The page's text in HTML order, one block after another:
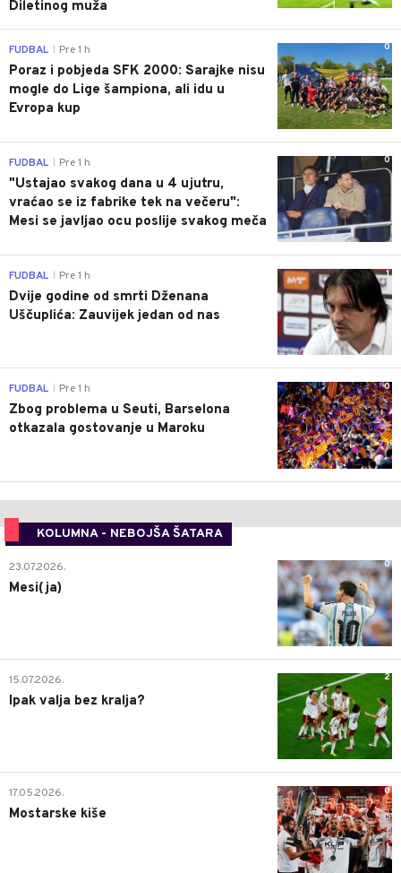
Diletinog muža
0
FUDBAL Pre 1 h
Poraz i pobjeda SFK 2000: Sarajke nisu
mogle do Lige šampiona, ali idu u
Evropa kup
0
FUDBAL Pre 1 h
"Ustajao svakog dana u 4 ujutru,
vraćao se iz fabrike tek na večeru":
Mesi se javljao ocu poslije svakog meča
1
FUDBAL Pre 1 h
Dvije godine od smrti Dženana
Uščuplića: Zauvijek jedan od nas
0
FUDBAL Pre 1 h
Zbog problema u Seuti, Barselona
otkazala gostovanje u Maroku
KOLUMNA - NEBOJŠA ŠATARA
0
23.07.2026.
Mesi(ja)
2
15.07.2026.
Ipak valja bez kralja?
0
17.05.2026.
Mostarske kiše